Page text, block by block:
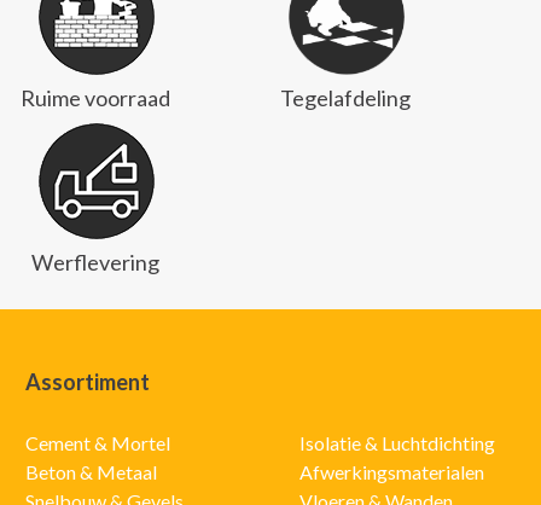
Ruime voorraad Tegelafdeling
Werflevering
Assortiment
Cement & Mortel
Beton & Metaal
Isolatie & Luchtdichting
Afwerkingsmaterialen